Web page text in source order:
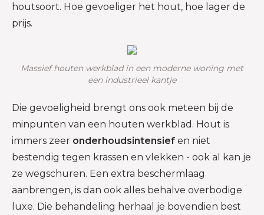
houtsoort. Hoe gevoeliger het hout, hoe lager de
prijs.
Massief houten werkblad in een moderne woning met
een industrieel kantje
Die gevoeligheid brengt ons ook meteen bij de
minpunten van een houten werkblad. Hout is
immers zeer onderhoudsintensief en niet
bestendig tegen krassen en vlekken - ook al kan je
ze wegschuren. Een extra beschermlaag
aanbrengen, is dan ook alles behalve overbodige
luxe. Die behandeling herhaal je bovendien best